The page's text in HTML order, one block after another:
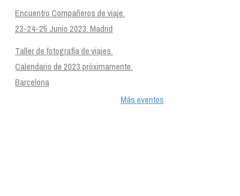
Encuentro Compañeros de viaje.
23-24-25 Junio 2023. Madrid
Taller de fotografía de viajes.
Calendario de 2023 próximamente.
Barcelona
Más eventos